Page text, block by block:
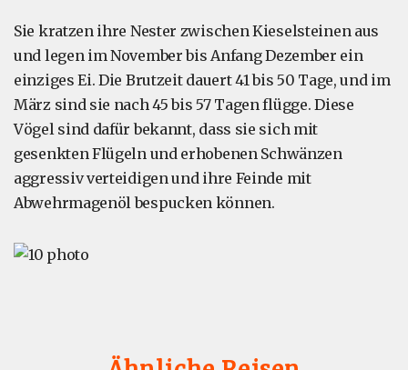
Sie kratzen ihre Nester zwischen Kieselsteinen aus
und legen im November bis Anfang Dezember ein
einziges Ei. Die Brutzeit dauert 41 bis 50 Tage, und im
März sind sie nach 45 bis 57 Tagen flügge. Diese
Vögel sind dafür bekannt, dass sie sich mit
gesenkten Flügeln und erhobenen Schwänzen
aggressiv verteidigen und ihre Feinde mit
Abwehrmagenöl bespucken können.